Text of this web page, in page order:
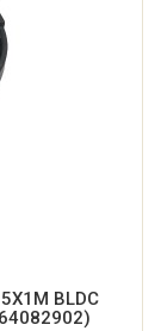
BLDC